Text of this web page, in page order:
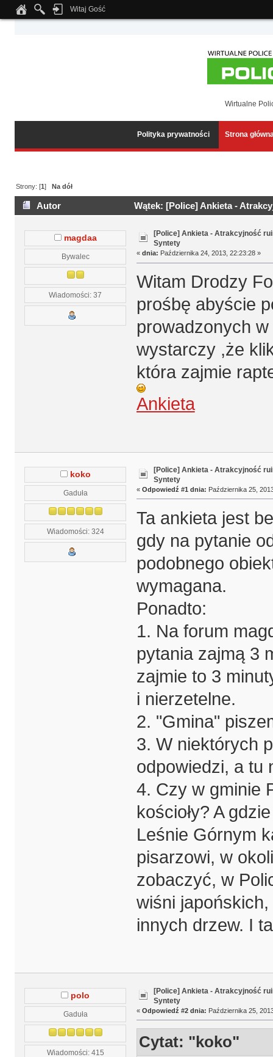
Notice: Undefined index: tapatalk_body_hook in
Witaj Gość
Wirtualne
Polityka prywatności Strona
Strony: [1]Na dół
Autor Wątek: [Police] Ankieta -
magdaa
Bywalec
Wiadomości: 37
[Police] Ankieta - Atrakcyjność
Syntety
« dnia: Października 24, 2013, 22:23:28 »
Witam Drodzy
prośbę abyście
prowadzonych
wystarczy ,że
która zajmie
Ankieta
koko
Gaduła
Wiadomości: 324
[Police] Ankieta - Atrakcyjność
Syntety
« Odpowiedź #1 dnia: Października 25,
Ta ankieta jest
gdy na pytanie
podobnego
wymagana.
Ponadto:
1. Na forum
pytania zajmą 3
zajmie to 3
i nierzetelne.
2. "Gmina"
3. W niektórych
odpowiedzi, a tu
4. Czy w gminie
kościoły? A
Leśnie Górnym
pisarzowi, w
zobaczyć, w
wiśni
innych drzew. I
polo
Gaduła
Wiadomości: 415
[Police] Ankieta - Atrakcyjność
Syntety
« Odpowiedź #2 dnia: Października 25,
Cytat: "koko"